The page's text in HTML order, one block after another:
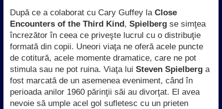
După ce a colaborat cu Cary Guffey la Close
Encounters of the Third Kind, Spielbergse simţea
încrezător în ceea ce priveşte lucrul cu o distribuţie
formată din copii. Uneori viaţa ne oferă acele puncte
de cotitură, acele momente dramatice, care ne pot
stimula sau ne pot ruina. Viaţa lui Steven Spielberga
fost marcată de un asemenea eveniment, când în
perioada anilor 1960 părinţii săi au divorţat. El avea
nevoie să umple acel gol sufletesc cu un prieten